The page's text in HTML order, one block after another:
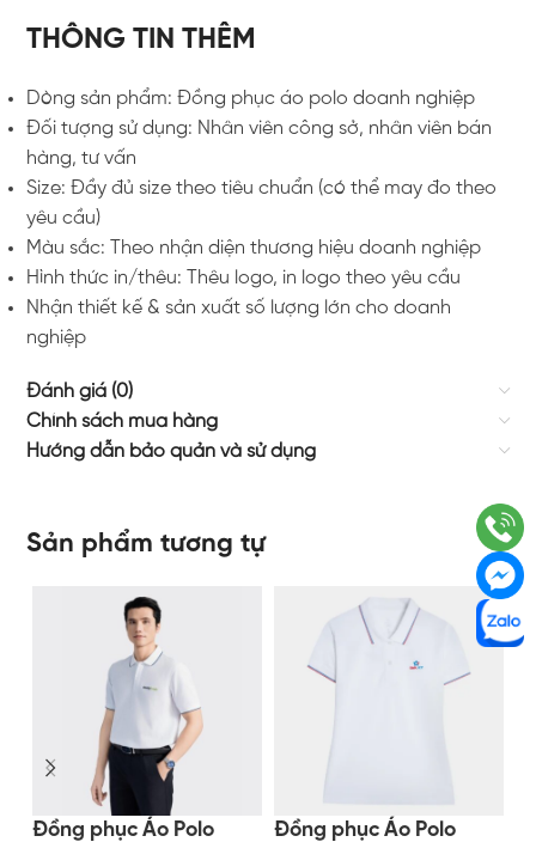
THÔNG TIN THÊM
Dòng sản phẩm: Đồng phục áo polo doanh nghiệp
Đối tượng sử dụng: Nhân viên công sở, nhân viên bán
hàng, tư vấn
Size: Đầy đủ size theo tiêu chuẩn (có thể may đo theo
yêu cầu)
Màu sắc: Theo nhận diện thương hiệu doanh nghiệp
Hình thức in/thêu: Thêu logo, in logo theo yêu cầu
Nhận thiết kế & sản xuất số lượng lớn cho doanh
nghiệp
Đánh giá (0)
Chính sách mua hàng
Hướng dẫn bảo quản và sử dụng
Sản phẩm tương tự
Đồng phục Áo Polo
Đồng phục Áo Polo